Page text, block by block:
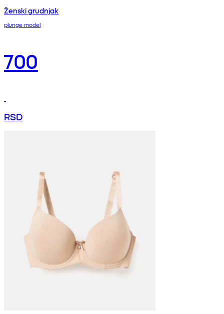
Ženski grudnjak
plunge model
700
RSD